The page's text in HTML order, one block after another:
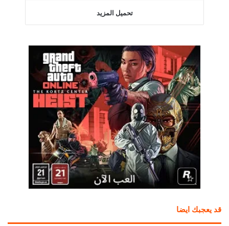
تحميل المزيد
قد يعجبك ايضا